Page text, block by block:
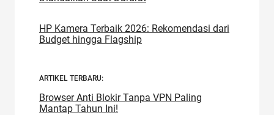
HP Kamera Terbaik 2026: Rekomendasi dari
Budget hingga Flagship
ARTIKEL TERBARU:
Browser Anti Blokir Tanpa VPN Paling
Mantap Tahun Ini!